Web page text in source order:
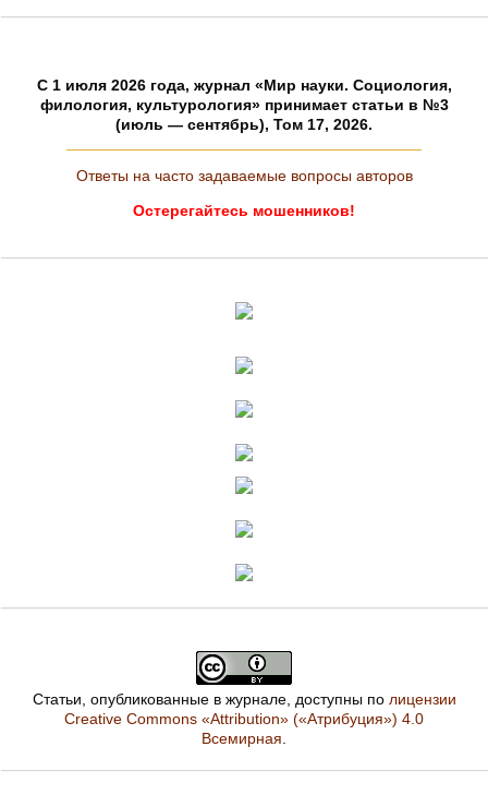
C 1 июля 2026 года, журнал «Мир науки. Социология,
филология, культурология» принимает статьи в №3
(июль — сентябрь), Том 17, 2026.
Ответы на часто задаваемые вопросы авторов
Остерегайтесь мошенников!
Статьи, опубликованные в журнале, доступны по лицензии
Creative Commons «Attribution» («Атрибуция») 4.0
Всемирная